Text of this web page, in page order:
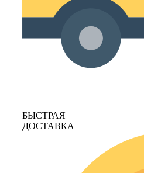
БЫСТРАЯ
ДОСТАВКА